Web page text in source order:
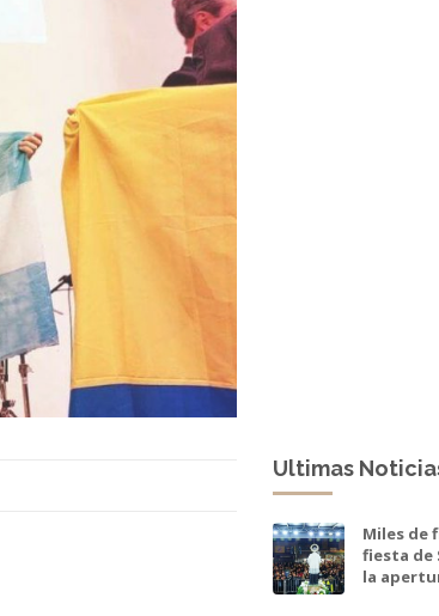
Ultimas
Miles de
fiesta de
la